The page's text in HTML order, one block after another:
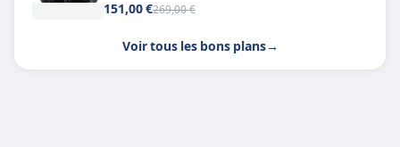
151,00 €269,00 €
Voir tous les bons plans→